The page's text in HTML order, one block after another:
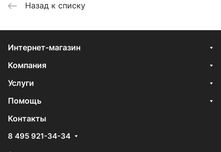
Назад к списку
Интернет-магазин
Компания
Услуги
Помощь
Контакты
8 495 921-34-34